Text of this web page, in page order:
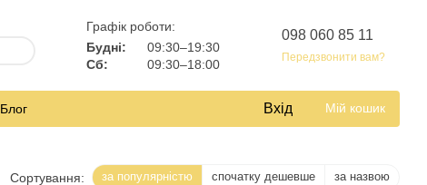
Графік роботи:
Будні:
09:30–19:30
Сб:
09:30–18:00
098 060 85 11
Передзвонити вам?
Блог Вхід Мій кошик
Сортування: за популярністю спочатку дешевше за назвою